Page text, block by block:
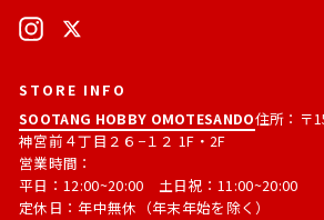
レ
ス
Instagram
STORE INFO
SOOTANG HOBBY OMOTESANDO住所：〒
神宮前４丁目２６−１２ 1F・2F
営業時間：
平日：12:00~20:00 土日祝：11:00~20:00
定休日：年中無休（年末年始を除く）